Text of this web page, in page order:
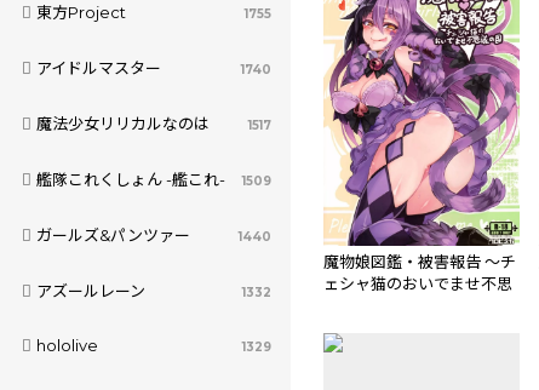
東方Project 1755
アイドルマスター 1740
魔法少女リリカルなのは 1517
艦隊これくしょん -艦これ- 1509
ガールズ&パンツァー 1440
アズールレーン 1332
hololive 1329
魔物娘図鑑・被害報告 ～チ
ェシャ猫のおいでませ不思